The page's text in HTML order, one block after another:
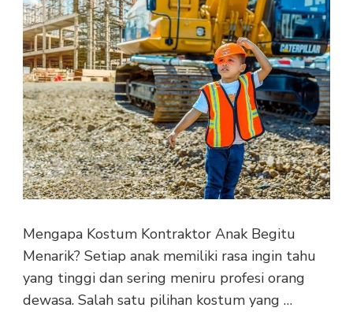
Mengapa Kostum Kontraktor Anak Begitu
Menarik? Setiap anak memiliki rasa ingin tahu
yang tinggi dan sering meniru profesi orang
dewasa. Salah satu pilihan kostum yang …